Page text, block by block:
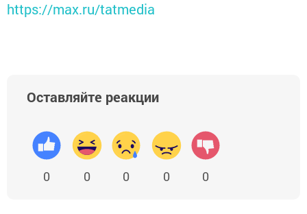
https://max.ru/tatmedia
Оставляйте реакции
0 0 0 0 0